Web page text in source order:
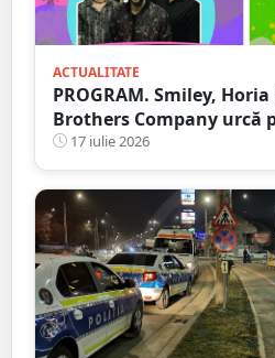
ACTUALITATE
PROGRAM. Smiley,
Brothers Company urcă
Festival. Trei zile de
17 iulie 2026